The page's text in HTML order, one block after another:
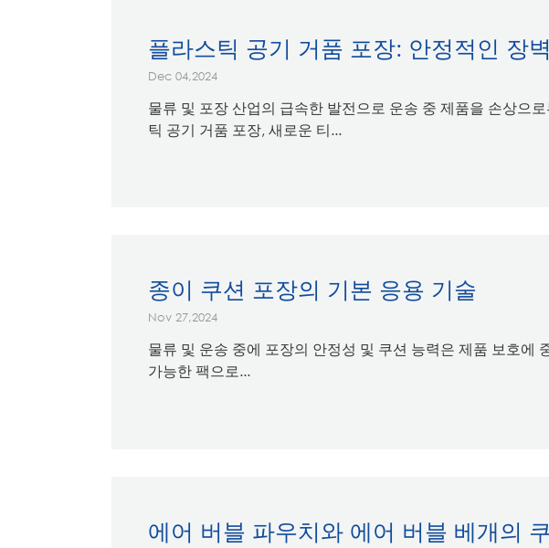
플라스틱 공기 거품 포장: 안정적인 장
Dec 04,2024
물류 및 포장 산업의 급속한 발전으로 운송 중 제품을 손상으
틱 공기 거품 포장, 새로운 티...
종이 쿠션 포장의 기본 응용 기술
Nov 27,2024
물류 및 운송 중에 포장의 안정성 및 쿠션 능력은 제품 보호에
가능한 팩으로...
에어 버블 파우치와 에어 버블 베개의